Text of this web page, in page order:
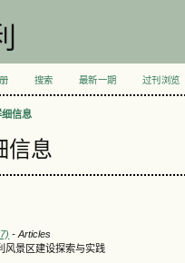
搜索 最新一期 过刊浏览
信息
信息
- Articles
风景区建设探索与实践